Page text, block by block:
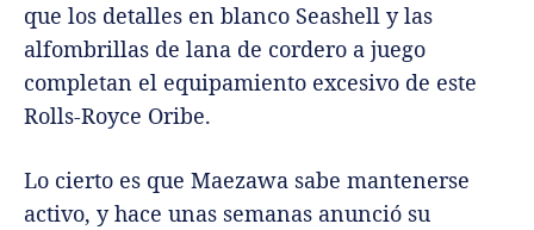
que los detalles en blanco Seashell y las
alfombrillas de lana de cordero a juego
completan el equipamiento excesivo de este
Rolls-Royce Oribe.
Lo cierto es que Maezawa sabe mantenerse
activo, y hace unas semanas anunció su